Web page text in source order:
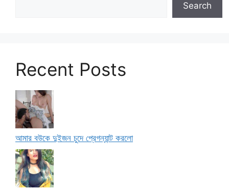
Search
Recent Posts
আমার বউকে দুইজন চুদে প্রেগন্যান্ট করলো